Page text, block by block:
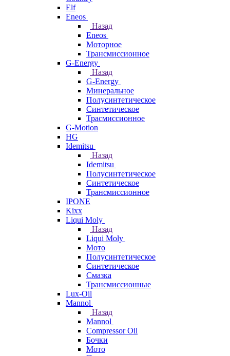
Elf
Eneos
Назад
Eneos
Моторное
Трансмиссионное
G-Energy
Назад
G-Energy
Минеральное
Полусинтетическое
Синтетическое
Трасмиссионное
G-Motion
HG
Idemitsu
Назад
Idemitsu
Полусинтетическое
Синтетическое
Трансмиссионное
IPONE
Kixx
Liqui Moly
Назад
Liqui Moly
Мото
Полусинтетическое
Синтетическое
Смазка
Трансмиссионные
Lux-Oil
Mannol
Назад
Mannol
Compressor Oil
Бочки
Мото